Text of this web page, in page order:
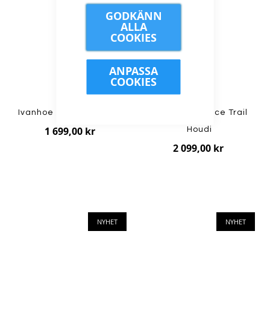
GODKÄNN
ALLA
COOKIES
ANPASSA
COOKIES
Ivanhoe - Bruno Full Zip
1 699,00 kr
Houdini - M Pace Trail
Houdi
2 099,00 kr
NYHET NYHET